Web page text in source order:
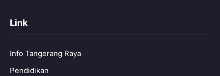
Link
Info Tangerang Raya
Pendidikan